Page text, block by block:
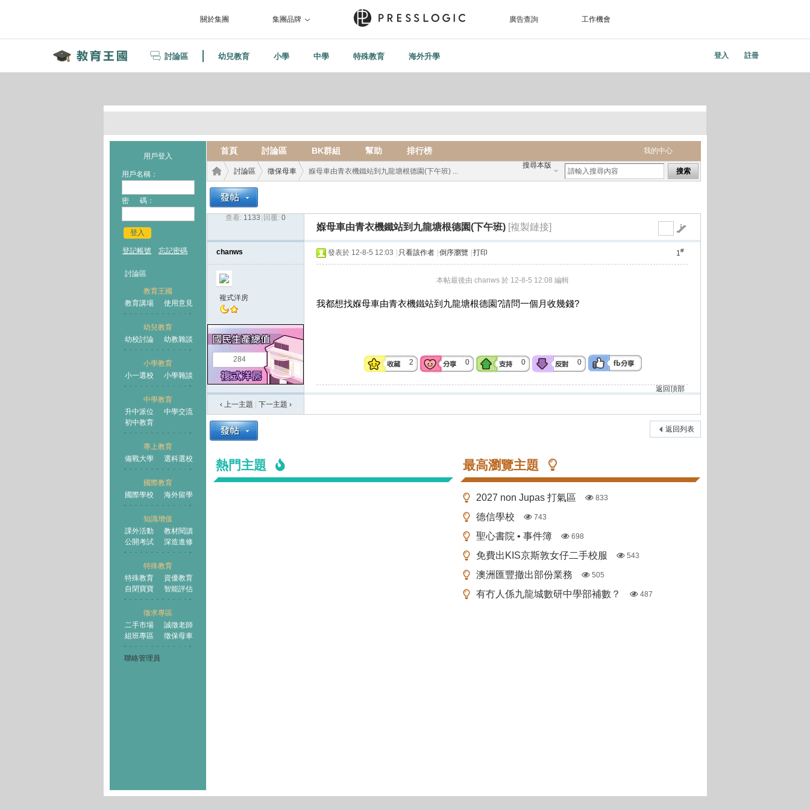
關於集團 集團品牌 廣告查詢 工作機會
討論區 幼兒教育 小學 中學 特殊教育 海外升學 登入 註冊
用戶登入
用戶名稱：
密 碼：
登入
登記帳號 忘記密碼
討論區
教育王國
教育講場
使用意見
幼兒教育
幼校討論
幼教雜談
小學教育
小一選校
小學雜談
中學教育
升中派位
中學交流
初中教育
專上教育
備戰大學
選科選校
國際教育
國際學校
海外留學
知識增值
課外活動
教材閱讀
公開考試
深造進修
特殊教育
特殊教育
資優教育
自閉寶寶
智能評估
徵求專區
二手市場
誠徵老師
組班專區
徵保母車
聯絡管理員
我的中心
首頁 討論區 BK群組 幫助 排行榜
搜尋本版
搜索
王國
討論區
›
徵保母車 媬母車由青衣機鐵站到九龍塘根德園(下午班) ...
查看: 1133 回覆: 0
媬母車由青衣機鐵站到九龍塘根德園(下午班) [複製鏈接]
chanws
複式洋房
284
1#
發表於 12-8-5 12:03 只看該作者 倒序瀏覽 打印
本帖最後由 chanws 於 12-8-5 12:08 編輯
我都想找媬母車由青衣機鐵站到九龍塘根德園?請問一個月收幾錢?
2 0 0 0
返回頂部
‹ 上一主題
下一主題 ›
返回列表
熱門主題 最高瀏覽主題
2027 non Jupas 打氣區 833
德信學校 743
聖心書院 • 事件簿 698
免費出KIS京斯敦女仔二手校服 543
澳洲匯豐撤出部份業務 505
有冇人係九龍城數研中學部補數？ 487